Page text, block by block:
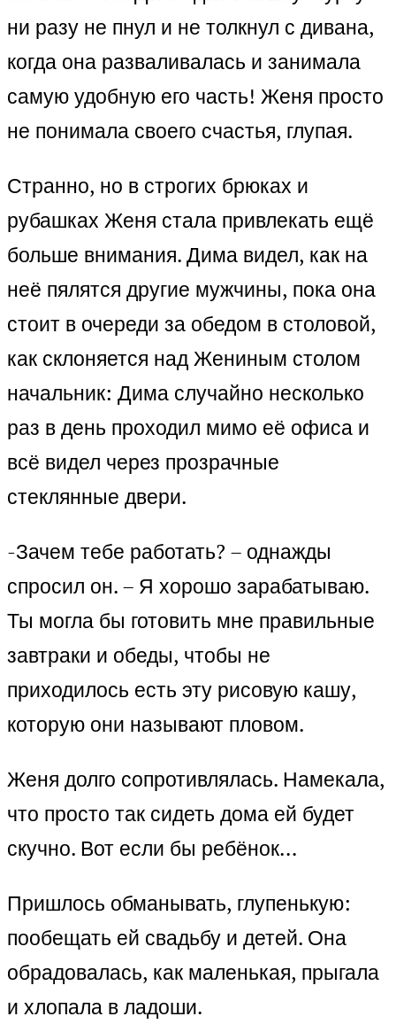
ни разу не пнул и не толкнул с дивана,
когда она разваливалась и занимала
самую удобную его часть! Женя просто
не понимала своего счастья, глупая.
Странно, но в строгих брюках и
рубашках Женя стала привлекать ещё
больше внимания. Дима видел, как на
неё пялятся другие мужчины, пока она
стоит в очереди за обедом в столовой,
как склоняется над Жениным столом
начальник: Дима случайно несколько
раз в день проходил мимо её офиса и
всё видел через прозрачные
стеклянные двери.
-Зачем тебе работать? – однажды
спросил он. – Я хорошо зарабатываю.
Ты могла бы готовить мне правильные
завтраки и обеды, чтобы не
приходилось есть эту рисовую кашу,
которую они называют пловом.
Женя долго сопротивлялась. Намекала,
что просто так сидеть дома ей будет
скучно. Вот если бы ребёнок…
Пришлось обманывать, глупенькую:
пообещать ей свадьбу и детей. Она
обрадовалась, как маленькая, прыгала
и хлопала в ладоши.